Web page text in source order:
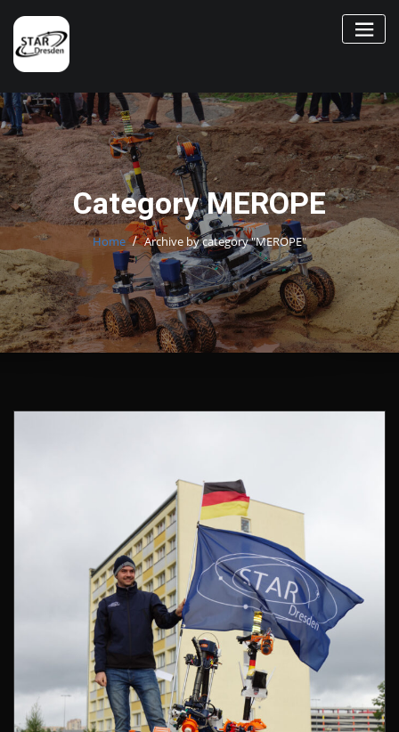
content
Category MEROPE
Home Archive by category "MEROPE"